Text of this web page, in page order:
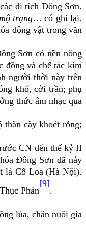
di tích Đông Sơn.
trạng… có ghi lại.
động vật trong văn
Sơn có nền nông
đồng và chế tác kim
người thời này trên
khố, cởi trần; phụ
thức âm nhạc qua
cây khoét rỗng;
CN đến thế kỷ II
Đông Sơn đãnảy
là Cổ Loa (Hà Nội).
Phán
[9]
.
lúa, chăn nuôi gia